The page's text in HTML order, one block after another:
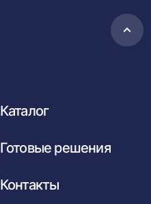
в
Каталог
Готовые решения
Контакты